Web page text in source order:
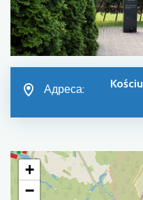
Адреса:
+
−